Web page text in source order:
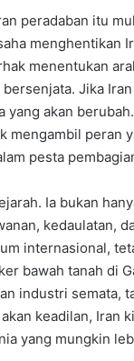
peradaban itu
menghentikan
menentukan
Jika
yang akan
mengambil peran
pesta
Ia bukan
kedaulatan,
internasional,
bawah tanah di
industri semata,
keadilan, Iran
yang mungkin